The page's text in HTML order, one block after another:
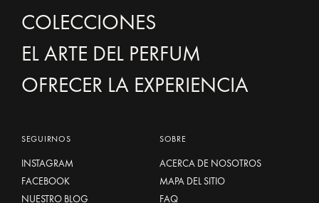
COLECCIONES
EL ARTE DEL PERFUM
OFRECER LA EXPERIENCIA
SEGUIRNOS
INSTAGRAM
FACEBOOK
NUESTRO BLOG
SOBRE
ACERCA DE NOSOTROS
MAPA DEL SITIO
FAQ